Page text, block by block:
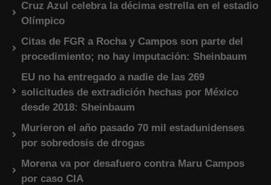
Cruz Azul celebra la décima estrella en el estadio
Olímpico
Citas de FGR a Rocha y Campos son parte del
procedimiento; no hay imputación: Sheinbaum
EU no ha entregado a nadie de las 269
solicitudes de extradición hechas por México
desde 2018: Sheinbaum
Murieron el año pasado 70 mil estadunidenses
por sobredosis de drogas
Morena va por desafuero contra Maru Campos
por caso CIA